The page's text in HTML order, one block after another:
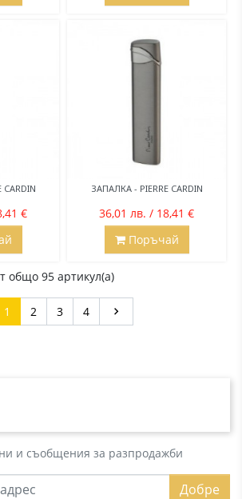
€
ЗАПАЛКА - PIERRE CARDIN
36,01 лв. / 18,41 €
Поръчай
общо 95 артикул(а)
1 2 3 4 Напред

и съобщения за разпродажби
Добре